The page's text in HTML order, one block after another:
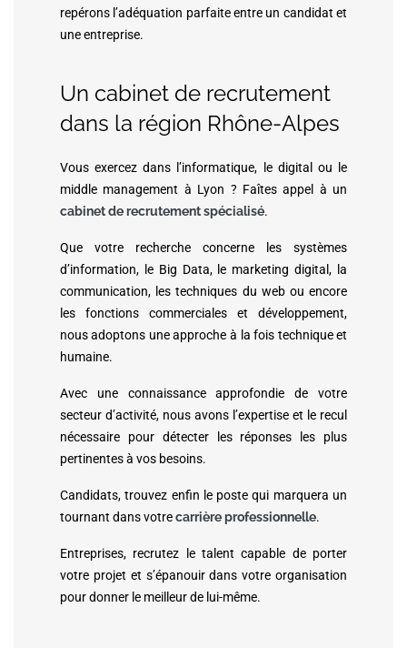
repérons l’adéquation parfaite entre un candidat et
une entreprise.
Un cabinet de recrutement
dans la région Rhône-Alpes
Vous exercez dans l’informatique, le digital ou le
middle management à Lyon ? Faîtes appel à un
cabinet de recrutement spécialisé.
Que votre recherche concerne les systèmes
d’information, le Big Data, le marketing digital, la
communication, les techniques du web ou encore
les fonctions commerciales et développement,
nous adoptons une approche à la fois technique et
humaine.
Avec une connaissance approfondie de votre
secteur d’activité, nous avons l’expertise et le recul
nécessaire pour détecter les réponses les plus
pertinentes à vos besoins.
Candidats, trouvez enfin le poste qui marquera un
tournant dans votrecarrière professionnelle.
Entreprises, recrutez le talent capable de porter
votre projet et s’épanouir dans votre organisation
pour donner le meilleur de lui-même.